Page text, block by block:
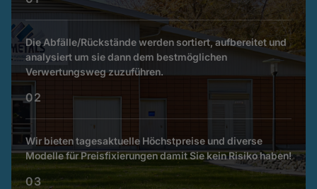
Die Abfälle/Rückstände werden sortiert, aufbereitet und
analysiert um sie dann dem bestmöglichen
Verwertungsweg zuzuführen.
02
Wir bieten tagesaktuelle Höchstpreise und diverse
Modelle für Preisfixierungen damit Sie kein Risiko haben!
03